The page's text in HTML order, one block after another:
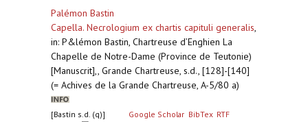
Palémon Bastin
Capella. Necrologium ex chartis capituli generalis,
in: P&lémon Bastin, Chartreuse d’Enghien La
Chapelle de Notre-Dame (Province de Teutonie)
[Manuscrit],, Grande Chartreuse, s.d., [128]-[140]
(= Achives de la Grande Chartreuse, A-5/80 a)
[Bastin s.d. (q)] Google Scholar BibTex RTF